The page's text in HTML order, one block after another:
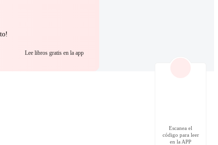
Lee libros gratis en la app
Escanea el
código para leer
en la APP